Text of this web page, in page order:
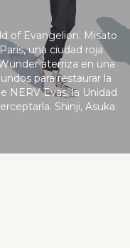
of Evangelion. Misato
una ciudad roja
aterriza en una
para restaurar la
NERV Evas, la Unidad
Shinji, Asuka